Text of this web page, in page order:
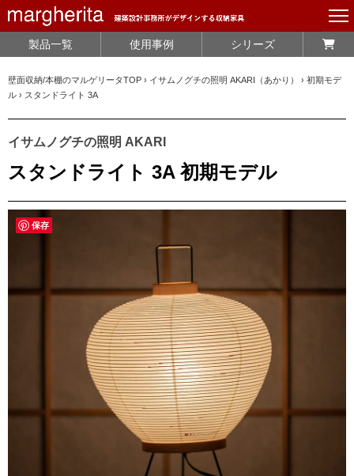
製品一覧 使用事例 シリーズ
壁面収納/本棚のマルゲリータTOP › イサムノグチの照明 AKARI（あかり） › 初期モデ
ル › スタンドライト 3A
イサムノグチの照明 AKARI
スタンドライト 3A 初期モデル
保存